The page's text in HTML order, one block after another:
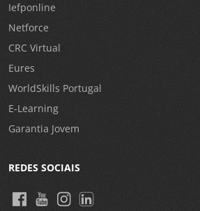
Iefponline
Netforce
CRC Virtual
Eures
WorldSkills Portugal
E-Learning
Garantia Jovem
REDES SOCIAIS